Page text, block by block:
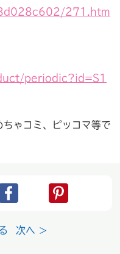
271.htm
periodic?id=S1
ゃコミ、ピッコマ等で
次へ >